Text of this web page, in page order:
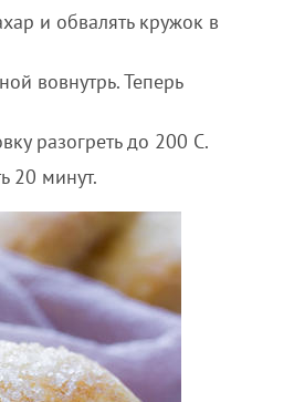
и обвалять кружок в
вовнутрь. Теперь
разогреть до 200 С.
20 минут.